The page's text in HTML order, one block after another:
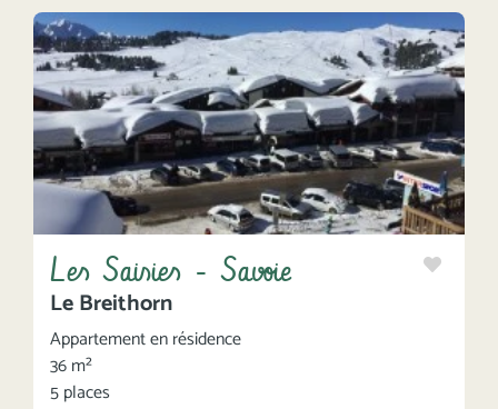
Les Saisies - Savoie
Le Breithorn
Appartement en résidence
36 m²
5 places